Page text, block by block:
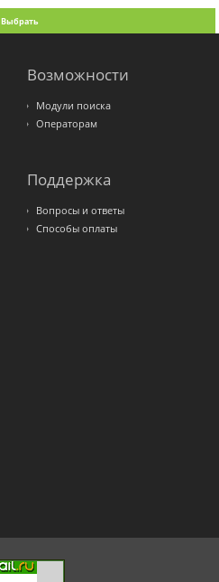
Выбрать
Возможности
Модули поиска
Операторам
Поддержка
Вопросы и ответы
Способы оплаты